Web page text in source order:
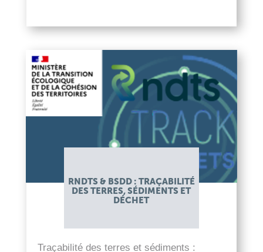
RNDTS & BSDD : TRAÇABILITÉ
DES TERRES, SÉDIMENTS ET
DÉCHET
Traçabilité des terres et sédiments :